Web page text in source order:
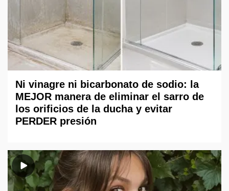
Ni vinagre ni bicarbonato de sodio: la
MEJOR manera de eliminar el sarro de
los orificios de la ducha y evitar
PERDER presión